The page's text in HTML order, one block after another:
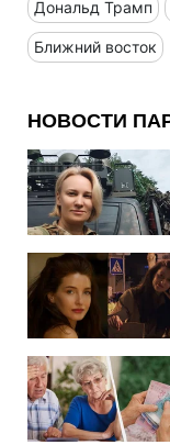
Дональд Трамп
Ближний восток